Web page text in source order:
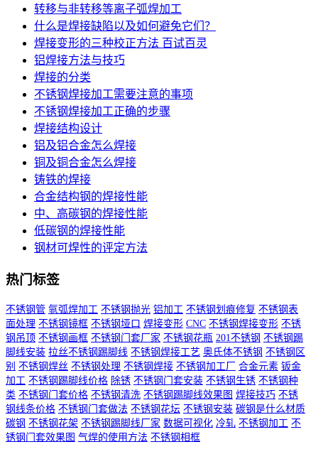
转移与非转移等离子弧焊加工
什么是焊接缺陷以及如何避免它们？
焊接变形的三种校正方法 百试百灵
铝焊接方法与技巧
焊接的分类
不锈钢焊接加工需要注意的事项
不锈钢焊接加工正确的步骤
焊接结构设计
铝及铝合金怎么焊接
铜及铜合金怎么焊接
铸铁的焊接
合金结构钢的焊接性能
中、高碳钢的焊接性能
低碳钢的焊接性能
钢材可焊性的评定方法
热门标签
不锈钢管 氩弧焊加工 不锈钢抛光 铝加工 不锈钢划痕修复 不锈钢表
面处理 不锈钢镜框 不锈钢垭口 焊接变形 CNC 不锈钢焊接变形 不锈
钢吊顶 不锈钢画框 不锈钢门套厂家 不锈钢花瓶 201不锈钢 不锈钢踢
脚线安装 拉丝不锈钢踢脚线 不锈钢焊接工艺 奥氏体不锈钢 不锈钢区
别 不锈钢焊丝 不锈钢处理 不锈钢焊接 不锈钢加工厂 合金元素 钣金
加工 不锈钢踢脚线价格 除锈 不锈钢门套安装 不锈钢生锈 不锈钢种
类 不锈钢门套价格 不锈钢清洗 不锈钢踢脚线效果图 焊接技巧 不锈
钢线条价格 不锈钢门套做法 不锈钢花坛 不锈钢安装 碳钢是什么材质
碳钢 不锈钢花架 不锈钢踢脚线厂家 数据可视化 冷轧 不锈钢加工 不
锈钢门套效果图 气焊的使用方法 不锈钢相框